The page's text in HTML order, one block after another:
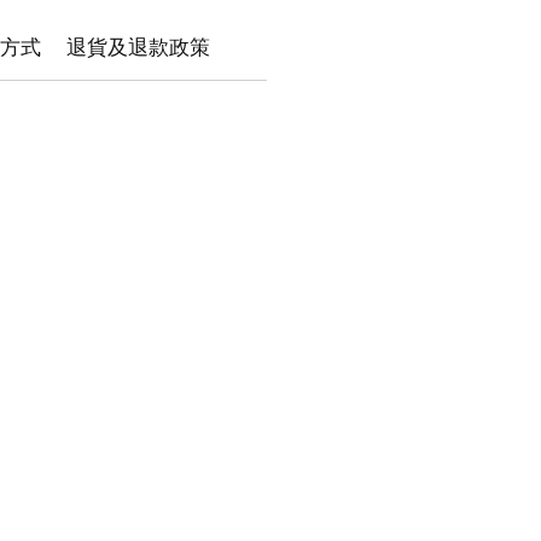
式 退貨及退款政策